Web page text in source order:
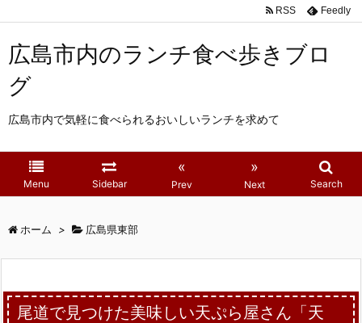
広島市内のランチ食べ歩きブロ
グ
広島市内で気軽に食べられるおいしいランチを求めて
Menu Sidebar
«
Prev
»
Next Search
RSS Feedly
ホーム > 広島県東部
尾道で見つけた美味しい天ぷら屋さん「天